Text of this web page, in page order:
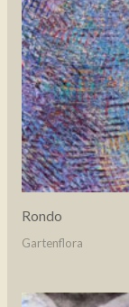
Rondo
Gartenflora